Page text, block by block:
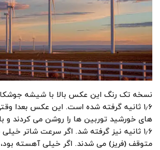
نسخه تک رنگ این عکس بالا با شیشه
۱٫۶ ثانیه گرفته شده است. این عکس بعدا
های خورشید توربین ها را روشن می کردند و
۱٫۶ ثانیه نیز گرفته شد. اگر سرعت شاتر
متوقف (فریز) می شدند. اگر خیلی آهسته